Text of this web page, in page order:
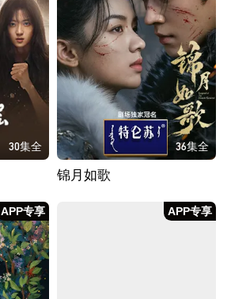
30集全 36集全
锦月如歌
APP专享 APP专享